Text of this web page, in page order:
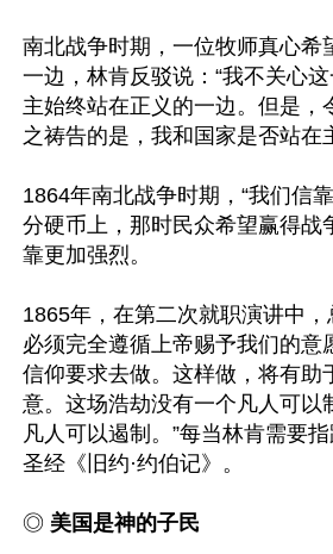
南北战争时期，一位牧师真心希
一边，林肯反驳说：“我不关心
主始终站在正义的一边。但是，
之祷告的是，我和国家是否站在
1864年南北战争时期，“我们信
分硬币上，那时民众希望赢得战
靠更加强烈。
1865年，在第二次就职演讲中，
必须完全遵循上帝赐予我们的意
信仰要求去做。这样做，将有助
意。这场浩劫没有一个凡人可以
凡人可以遏制。”每当林肯需要
圣经《旧约·约伯记》。
◎ 美国是神的子民